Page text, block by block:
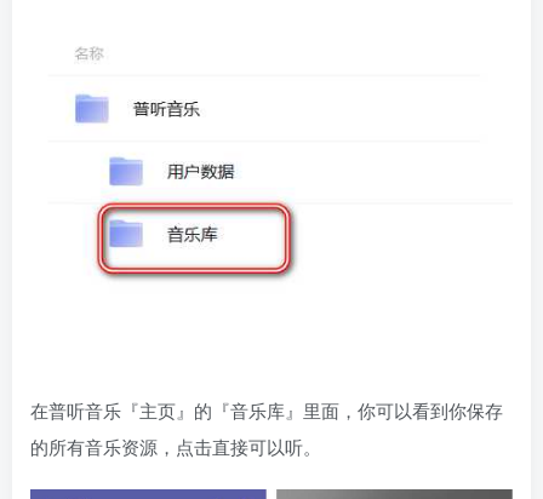
在普听音乐『主页』的『音乐库』里面，你可以看到你保存
的所有音乐资源，点击直接可以听。